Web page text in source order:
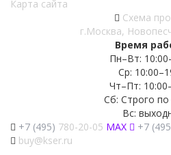
Карта сайта
Схема
г.Москва,
Время
Пн–Вт:
Ср:
Чт–Пт:
Сб: Строго по
Вс:
+7 (495) 780-20-05 MAX +7
buy@kser.ru